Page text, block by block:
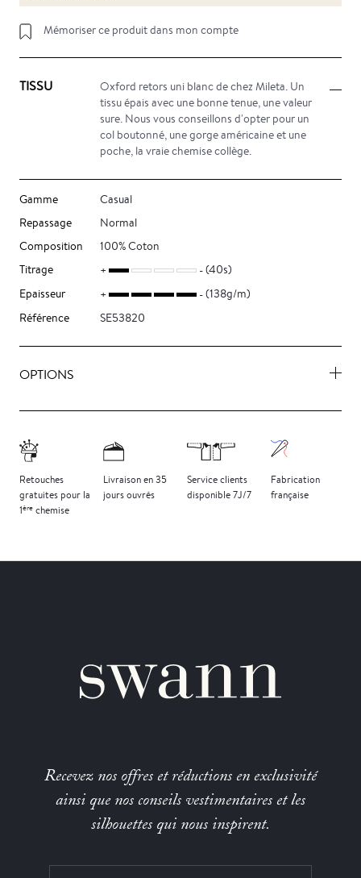
Mémoriser ce produit dans mon compte
TISSU
Oxford retors uni blanc de chez Mileta. Un
tissu épais avec une bonne tenue, une valeur
sure. Nous vous conseillons d'opter pour un
col boutonné, une gorge américaine et une
poche, la vraie chemise collège.
Gamme
Casual
Repassage
Normal
Composition
100% Coton
Titrage
(40s)
Epaisseur
(138g/m)
Référence
SE53820
OPTIONS
Retouches
gratuites pour la
1ère chemise
Livraison en 35
jours ouvrés
Service clients
disponible 7J/7
Fabrication
française
Recevez nos offres et réductions en exclusivité
ainsi que nos conseils vestimentaires et les
silhouettes qui nous inspirent.